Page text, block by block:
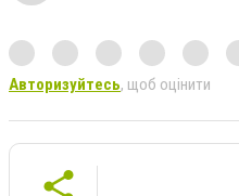
Авторизуйтесь, щоб оцінити